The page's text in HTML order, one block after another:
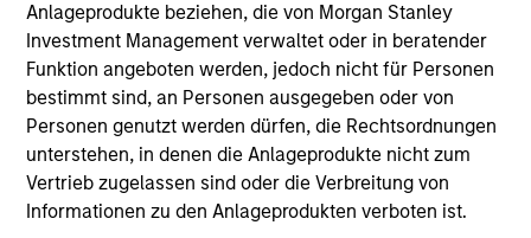
Anlageprodukte beziehen, die von Morgan Stanley
Investment Management verwaltet oder in beratender
Funktion angeboten werden, jedoch nicht für Personen
bestimmt sind, an Personen ausgegeben oder von
Personen genutzt werden dürfen, die Rechtsordnungen
unterstehen, in denen die Anlageprodukte nicht zum
Vertrieb zugelassen sind oder die Verbreitung von
Informationen zu den Anlageprodukten verboten ist.
Prior to joining Parametric in 2019, Ranjit was
managing director and global head of portfolio
management investment systems at BlackRock,
where he led strategy and development for
applications across asset classes for BlackRock
and Aladdin clients. He has over 30 years of
technology experience.